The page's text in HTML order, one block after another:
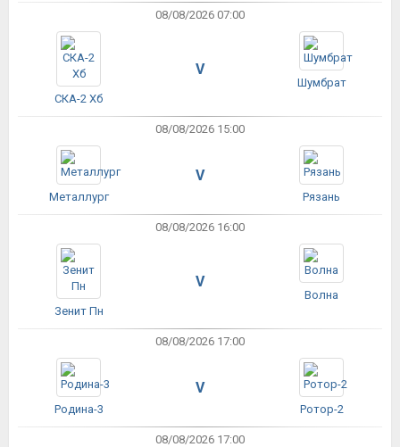
08/08/2026 07:00
СКА-2 Хб
V
Шумбрат
08/08/2026 15:00
Металлург
V
Рязань
08/08/2026 16:00
Зенит Пн
V
Волна
08/08/2026 17:00
Родина-3
V
Ротор-2
08/08/2026 17:00